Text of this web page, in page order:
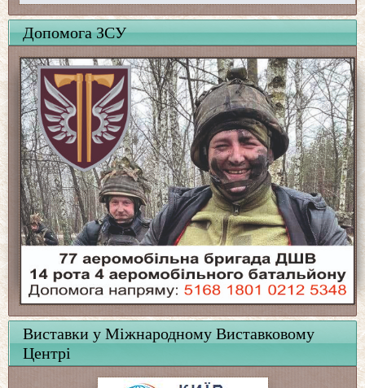
Допомога ЗСУ
Виставки у Міжнародному Виставковому
Центрі